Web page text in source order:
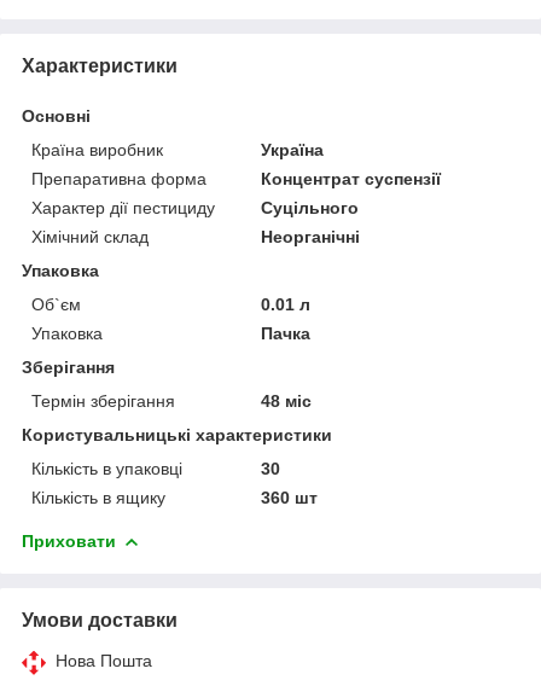
Характеристики
Основні
Країна виробник
Україна
Препаративна форма
Концентрат суспензії
Характер дії пестициду
Суцільного
Хімічний склад
Неорганічні
Упаковка
Об`єм
0.01 л
Упаковка
Пачка
Зберігання
Термін зберігання
48 міс
Користувальницькі характеристики
Кількість в упаковці
30
Кількість в ящику
360 шт
Приховати
Умови доставки
Нова Пошта